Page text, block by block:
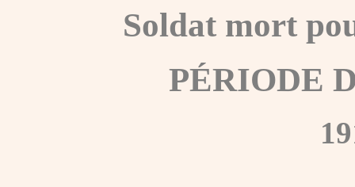
Soldat mort
PÉRIODE